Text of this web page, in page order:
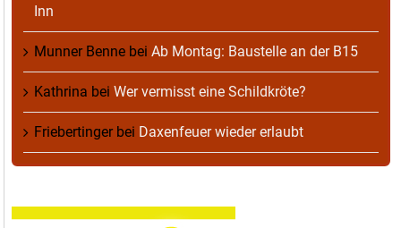
Inn
Munner Benne bei Ab Montag: Baustelle an der B15
Kathrina bei Wer vermisst eine Schildkröte?
Friebertingerbei Daxenfeuer wieder erlaubt